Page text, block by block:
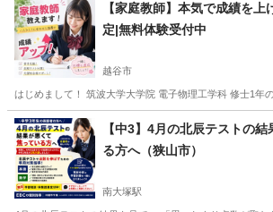
【家庭教師】本気で成績を上
定|無料体験受付中
越谷市
はじめまして！ 筑波大学大学院 電子物理工学科 修士1年
埼玉 越谷市 家庭教師 理系
【中3】4月の北辰テストの
る方へ（狭山市）
南大塚駅